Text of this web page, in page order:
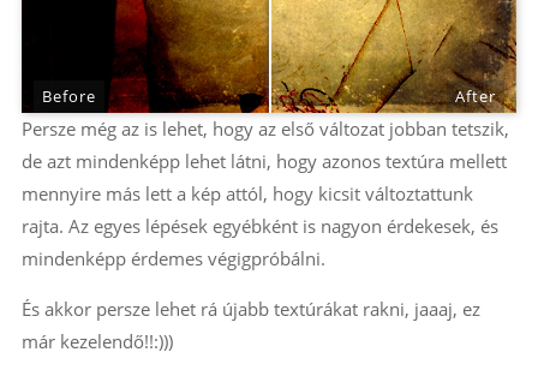
Before After
Persze még az is lehet, hogy az első változat jobban tetszik,
de azt mindenképp lehet látni, hogy azonos textúra mellett
mennyire más lett a kép attól, hogy kicsit változtattunk
rajta. Az egyes lépések egyébként is nagyon érdekesek, és
mindenképp érdemes végigpróbálni.
És akkor persze lehet rá újabb textúrákat rakni, jaaaj, ez
már kezelendő!!:)))